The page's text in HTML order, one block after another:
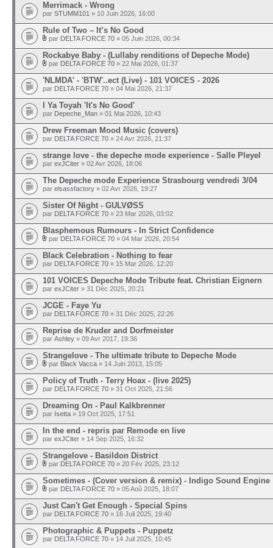
Merrimack - Wrong
par STUMM101 » 10 Juin 2026, 16:00
Rule of Two – It’s No Good
par DELTA FORCE 70 » 05 Juin 2026, 00:34
Rockabye Baby - (Lullaby renditions of Depeche Mode)
par DELTA FORCE 70 » 22 Mai 2026, 01:37
'NLMDA' - 'BTW'..ect (Live) - 101 VOICES - 2026
par DELTA FORCE 70 » 04 Mai 2026, 21:37
I Ya Toyah 'It's No Good'
par Depeche_Man » 01 Mai 2026, 10:43
Drew Freeman Mood Music (covers)
par DELTA FORCE 70 » 24 Avr 2026, 21:37
strange love - the depeche mode experience - Salle Pleyel
par exJCiter » 02 Avr 2026, 18:06
The Depeche mode Experience Strasbourg vendredi 3/04
par elsassfactory » 02 Avr 2026, 19:27
Sister Of Night - GULVØSS
par DELTA FORCE 70 » 23 Mar 2026, 03:02
Blasphemous Rumours - In Strict Confidence
par DELTA FORCE 70 » 04 Mar 2026, 20:54
Black Celebration - Nothing to fear
par DELTA FORCE 70 » 15 Mar 2026, 12:20
101 VOICES Depeche Mode Tribute feat. Christian Eignern
par exJCiter » 31 Déc 2025, 20:21
JCGE - Faye Yu
par DELTA FORCE 70 » 31 Déc 2025, 22:26
Reprise de Kruder and Dorfmeister
par Ashley » 09 Avr 2017, 19:36
Strangelove - The ultimate tribute to Depeche Mode
par Black Vacca » 14 Juin 2013, 15:05
Policy of Truth - Terry Hoax - (live 2025)
par DELTA FORCE 70 » 31 Oct 2025, 21:56
Dreaming On - Paul Kalkbrenner
par Isetta » 19 Oct 2025, 17:51
In the end - repris par Remode en live
par exJCiter » 14 Sep 2025, 16:32
Strangelove - Basildon District
par DELTA FORCE 70 » 20 Fév 2025, 23:12
Sometimes - (Cover version & remix) - Indigo Sound Engine
par DELTA FORCE 70 » 05 Aoû 2025, 18:07
Just Can't Get Enough - Special Spins
par DELTA FORCE 70 » 16 Juil 2025, 19:40
Photographic & Puppets - Puppetz
par DELTA FORCE 70 » 14 Juil 2025, 10:45